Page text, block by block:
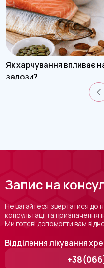
Як харчування впливає
залози?
Запис на
Не вагайтеся звертатися до
консультації та призначення
Ми готові допомогти вам
Відділення лікування